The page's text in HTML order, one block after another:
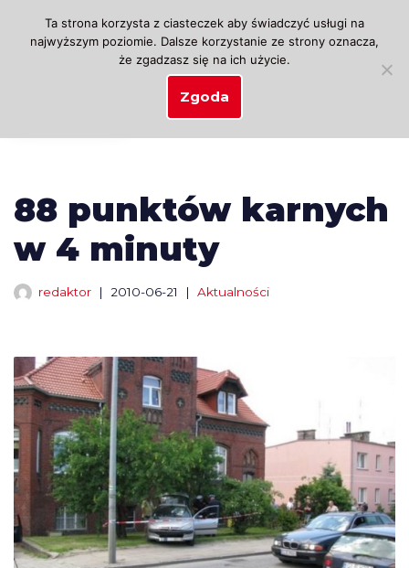
Przejdź
88 punktów karnych
w 4 minuty
redaktor 2010-06-21 Aktualności
Ta strona korzysta z ciasteczek aby świadczyć usługi na
najwyższym poziomie. Dalsze korzystanie ze strony oznacza,
że zgadzasz się na ich użycie.
Zgoda